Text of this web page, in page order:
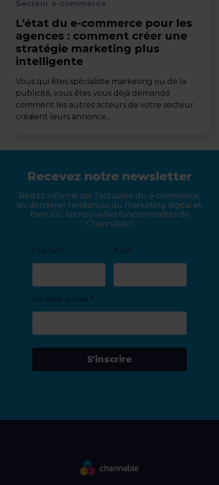
Secteur e-commerce
L’état du e-commerce pour les
agences : comment créer une
stratégie marketing plus
intelligente
Vous qui êtes spécialiste marketing ou de la
publicité, vous êtes vous déjà demandé
comment les autres acteurs de votre secteur
créaient leurs annonce...
Recevez notre newsletter
Restez informé sur l'actualité du e-commerce,
les dernières tendances du marketing digital et,
bien sûr, les nouvelles fonctionnalités de
Channable !
Prénom Nom
Adresse e-mail *
S'inscrire